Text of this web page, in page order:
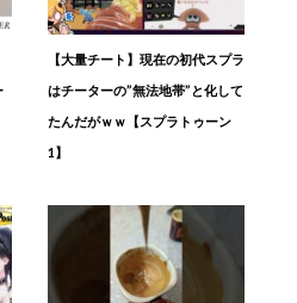
【大量チート】現在の初代スプラ
はチーターの”無法地帯”と化して
たんだがｗｗ【スプラトゥーン
1】